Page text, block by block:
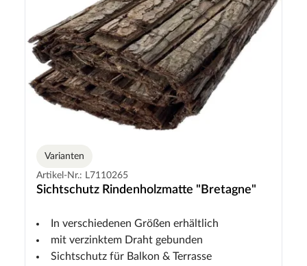
Varianten
Artikel-Nr.: L7110265
Sichtschutz Rindenholzmatte "Bretagne"
In verschiedenen Größen erhältlich
mit verzinktem Draht gebunden
Sichtschutz für Balkon & Terrasse